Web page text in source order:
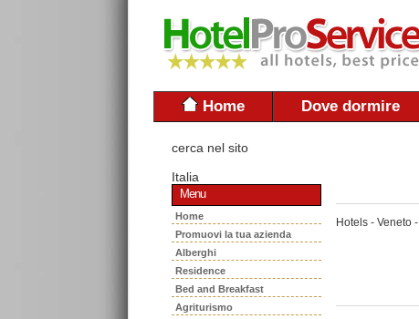
Home Dove dormire
cerca nel sito
Italia
Menu
Home
Promuovi la tua azienda
Alberghi
Residence
Bed and Breakfast
Agriturismo
Hotels - Veneto -